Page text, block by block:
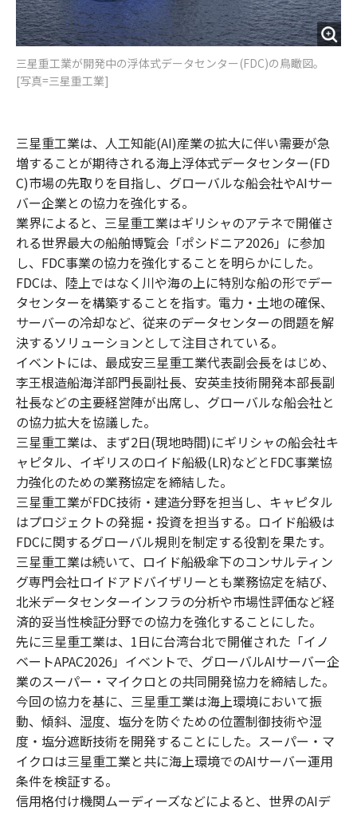
三星重工業が開発中の浮体式データセンター(FDC)の鳥瞰図。
[写真=三星重工業]
三星重工業は、人工知能(AI)産業の拡大に伴い需要が急
増することが期待される海上浮体式データセンター(FD
C)市場の先取りを目指し、グローバルな船会社やAIサー
バー企業との協力を強化する。
業界によると、三星重工業はギリシャのアテネで開催さ
れる世界最大の船舶博覧会「ポシドニア2026」に参加
し、FDC事業の協力を強化することを明らかにした。
FDCは、陸上ではなく川や海の上に特別な船の形でデー
タセンターを構築することを指す。電力・土地の確保、
サーバーの冷却など、従来のデータセンターの問題を解
決するソリューションとして注目されている。
イベントには、最成安三星重工業代表副会長をはじめ、
李王根造船海洋部門長副社長、安英圭技術開発本部長副
社長などの主要経営陣が出席し、グローバルな船会社と
の協力拡大を協議した。
三星重工業は、まず2日(現地時間)にギリシャの船会社キ
ャピタル、イギリスのロイド船級(LR)などとFDC事業協
力強化のための業務協定を締結した。
三星重工業がFDC技術・建造分野を担当し、キャピタル
はプロジェクトの発掘・投資を担当する。ロイド船級は
FDCに関するグローバル規則を制定する役割を果たす。
三星重工業は続いて、ロイド船級傘下のコンサルティン
グ専門会社ロイドアドバイザリーとも業務協定を結び、
北米データセンターインフラの分析や市場性評価など経
済的妥当性検証分野での協力を強化することにした。
先に三星重工業は、1日に台湾台北で開催された「イノ
ベートAPAC2026」イベントで、グローバルAIサーバー企
業のスーパー・マイクロとの共同開発協力を締結した。
今回の協力を基に、三星重工業は海上環境において振
動、傾斜、湿度、塩分を防ぐための位置制御技術や湿
度・塩分遮断技術を開発することにした。スーパー・マ
イクロは三星重工業と共に海上環境でのAIサーバー運用
条件を検証する。
信用格付け機関ムーディーズなどによると、世界のAIデ